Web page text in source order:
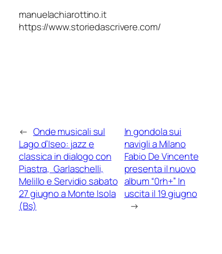
manuelachiarottino.it
https://www.storiedascrivere.com/
← Onde musicali sul
Lago d’Iseo: jazz e
classica in dialogo con
Piastra, Garlaschelli,
Melillo e Servidio sabato
27 giugno a Monte Isola
(Bs)
In gondola sui
navigli a Milano
Fabio De Vincente
presenta il nuovo
album “0rh+” In
uscita il 19 giugno
→